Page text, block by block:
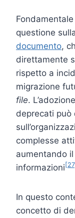
questione
documento,
direttamente
rispetto a
migrazione
file.
deprecati può
complesse
aumentando
informazioni
In questo
concetto di